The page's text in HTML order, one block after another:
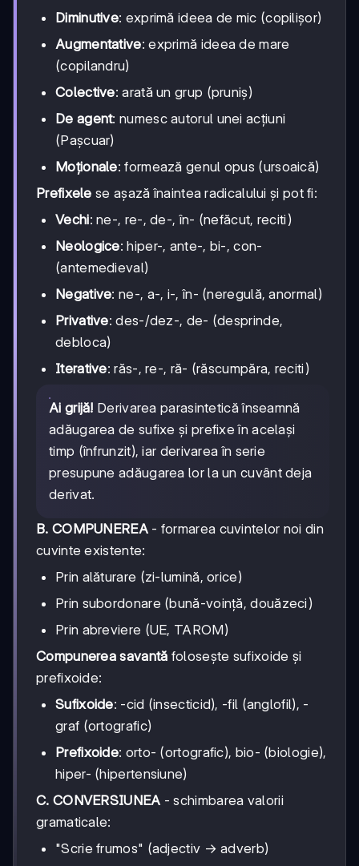
Diminutive: exprimă ideea de mic (copilișor)
Augmentative: exprimă ideea de mare
(copilandru)
Colective: arată un grup (pruniș)
De agent: numesc autorul unei acțiuni
(Pașcuar)
Moționale: formează genul opus (ursoaică)
Prefixele se așază înaintea radicalului și pot fi:
Vechi: ne-, re-, de-, în- (nefăcut, reciti)
Neologice: hiper-, ante-, bi-, con-
(antemedieval)
Negative: ne-, a-, i-, în- (neregulă, anormal)
Privative: des-/dez-, de- (desprinde,
debloca)
Iterative: răs-, re-, ră- (răscumpăra, reciti)
Ai grijă! Derivarea parasintetică înseamnă
adăugarea de sufixe și prefixe în același
timp (înfrunzit), iar derivarea în serie
presupune adăugarea lor la un cuvânt deja
derivat.
B. COMPUNEREA- formarea cuvintelor noi din
cuvinte existente:
Prin alăturare (zi-lumină, orice)
Prin subordonare (bună-voință, douăzeci)
Prin abreviere (UE, TAROM)
Compunerea savantă folosește sufixoide și
prefixoide:
Sufixoide: -cid (insecticid), -fil (anglofil), -
graf (ortografic)
Prefixoide: orto- (ortografic), bio- (biologie),
hiper- (hipertensiune)
C. CONVERSIUNEA - schimbarea valorii
gramaticale:
"Scrie frumos" (adjectiv → adverb)